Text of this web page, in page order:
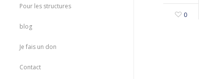
Pour les structures
blog
Je fais un don
Contact
0